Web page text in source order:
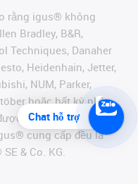
rằng igus® không
Bradley, B&R,
Techniques, Danaher
Heidenhain, Jetter,
NUM, Parker,
hoặc bất kỳ nhà
đề cập trên
cung cấp đều là
& Co. KG.
Chat hỗ trợ